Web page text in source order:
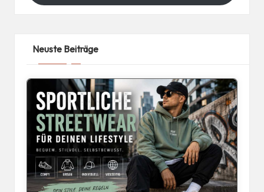
Neuste Beiträge